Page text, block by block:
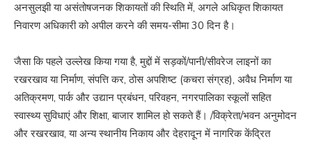
अनसुलझी या असंतोषजनक शिकायतों की स्थिति में, अगले अधिकृत शिकायत
निवारण अधिकारी को अपील करने की समय-सीमा 30 दिन है।
जैसा कि पहले उल्लेख किया गया है, मुद्दों में सड़कों/पानी/सीवरेज लाइनों का
रखरखाव या निर्माण, संपत्ति कर, ठोस अपशिष्ट (कचरा संग्रह), अवैध निर्माण या
अतिक्रमण, पार्क और उद्यान प्रबंधन, परिवहन, नगरपालिका स्कूलों सहित
स्वास्थ्य सुविधाएं और शिक्षा, बाजार शामिल हो सकते हैं। /विक्रेता/भवन अनुमोदन
और रखरखाव, या अन्य स्थानीय निकाय और देहरादून में नागरिक केंद्रित